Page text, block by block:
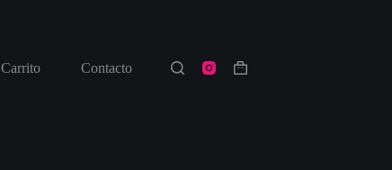
Carrito Contacto
Shopping